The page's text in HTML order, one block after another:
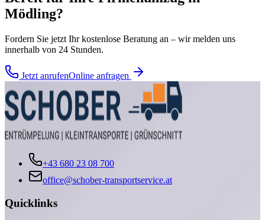
Mödling?
Fordern Sie jetzt Ihr kostenlose Beratung an – wir melden uns
innerhalb von 24 Stunden.
Jetzt anrufenOnline anfragen
+43 680 23 08 700
office@schober-transportservice.at
Quicklinks